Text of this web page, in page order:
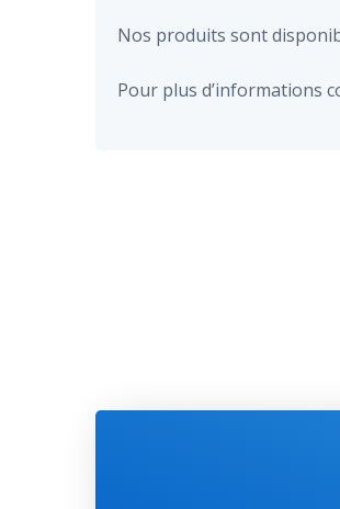
Nos produits sont
Pour plus d’informations